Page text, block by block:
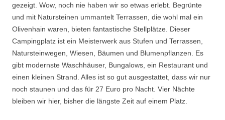
gezeigt. Wow, noch nie haben wir so etwas erlebt. Begrünte
und mit Natursteinen ummantelt Terrassen, die wohl mal ein
Olivenhain waren, bieten fantastische Stellplätze. Dieser
Campingplatz ist ein Meisterwerk aus Stufen und Terrassen,
Natursteinwegen, Wiesen, Bäumen und Blumenpflanzen. Es
gibt modernste Waschhäuser, Bungalows, ein Restaurant und
einen kleinen Strand. Alles ist so gut ausgestattet, dass wir nur
noch staunen und das für 27 Euro pro Nacht. Vier Nächte
bleiben wir hier, bisher die längste Zeit auf einem Platz.